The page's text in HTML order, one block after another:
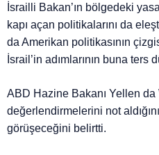
İsrailli Bakan’ın bölgedeki
kapı açan politikalarını da
da Amerikan politikasının
İsrail’in adımlarının buna ters
ABD Hazine Bakanı Yellen da
değerlendirmelerini not
görüşeceğini belirtti.